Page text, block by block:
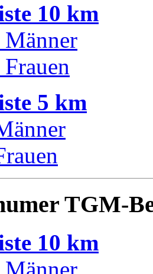
10 km
5 km
TGM-
10 km